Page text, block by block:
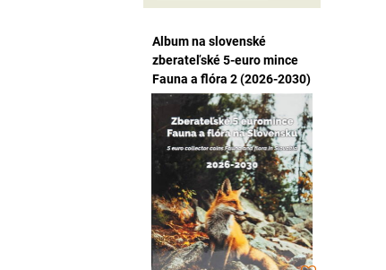
Album na slovenské
zberateľské 5-euro mince
Fauna a flóra 2 (2026-2030)